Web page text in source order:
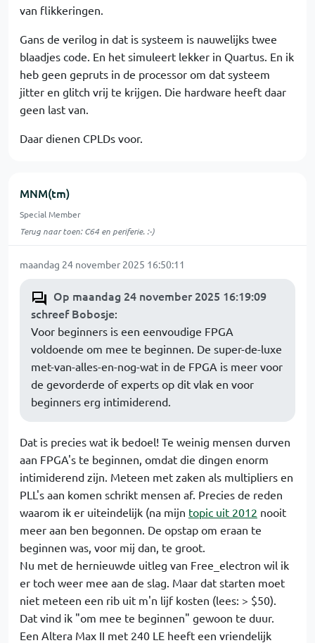
van flikkeringen.
Gans de verilog in dat is systeem is nauwelijks twee
blaadjes code. En het simuleert lekker in Quartus. En ik
heb geen gepruts in de processor om dat systeem
jitter en glitch vrij te krijgen. Die hardware heeft daar
geen last van.
Daar dienen CPLDs voor.
MNM(tm)
Special Member
Terug naar toen: C64 en periferie. :-)
maandag 24 november 2025 16:50:11
Op maandag 24 november 2025 16:19:09
schreef Bobosje:
Voor beginners is een eenvoudige FPGA
voldoende om mee te beginnen. De super-de-luxe
met-van-alles-en-nog-wat in de FPGA is meer voor
de gevorderde of experts op dit vlak en voor
beginners erg intimiderend.
Dat is precies wat ik bedoel! Te weinig mensen durven
aan FPGA's te beginnen, omdat die dingen enorm
intimiderend zijn. Meteen met zaken als multipliers en
PLL's aan komen schrikt mensen af. Precies de reden
waarom ik er uiteindelijk (na mijn topic uit 2012 nooit
meer aan ben begonnen. De opstap om eraan te
beginnen was, voor mij dan, te groot.
Nu met de hernieuwde uitleg van Free_electron wil ik
er toch weer mee aan de slag. Maar dat starten moet
niet meteen een rib uit m'n lijf kosten (lees: > $50).
Dat vind ik "om mee te beginnen" gewoon te duur.
Een Altera Max II met 240 LE heeft een vriendelijk